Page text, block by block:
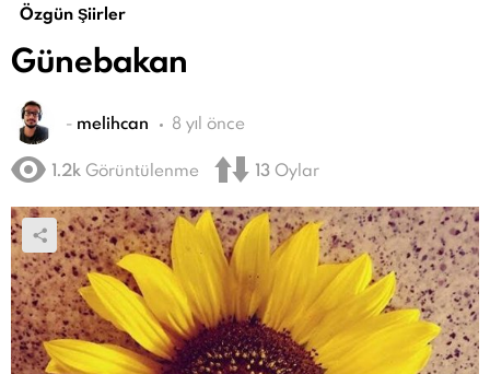
Özgün Şiirler
Günebakan
- melihcan 8 yıl önce
1.2k Görüntülenme 13 Oylar